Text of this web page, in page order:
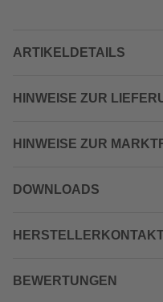
ARTIKELDETAILS
HINWEISE ZUR
HINWEISE ZUR
DOWNLOADS
BEWERTUNGEN